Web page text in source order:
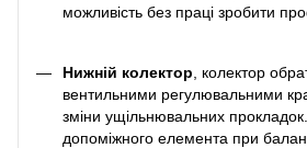
можливість без праці зробити
Нижній колектор , колектор
вентильними регулювальними
зміни ущільнювальних
допоміжного елемента при